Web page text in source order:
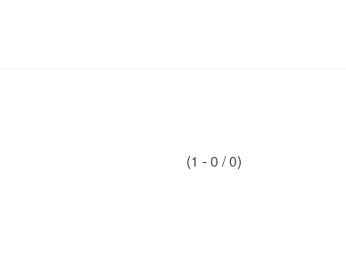
(1 - 0 / 0)